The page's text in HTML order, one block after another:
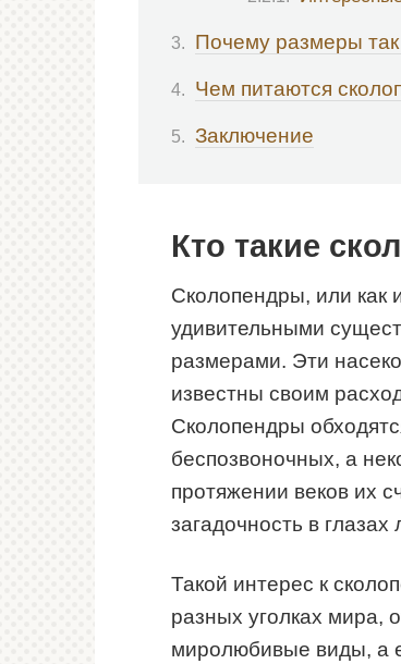
Почему размеры
Чем питаются
Заключение
Кто такие
Сколопендры, или
удивительными
размерами. Эти
известны своим
Сколопендры
беспозвоночных, а
протяжении веков их
загадочность в глазах
Такой интерес к
разных уголках мира,
миролюбивые виды, а